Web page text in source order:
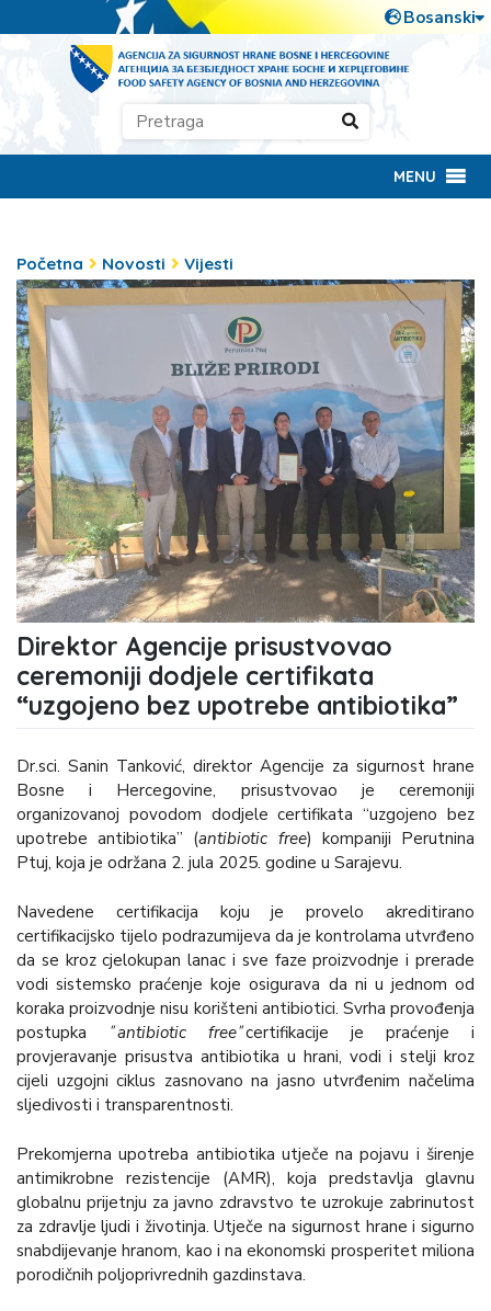
MENU
Početna Novosti Vijesti
Direktor Agencije prisustvovao
ceremoniji dodjele certifikata
“uzgojeno bez upotrebe antibiotika”
Dr.sci. Sanin Tanković, direktor Agencije za sigurnost hrane
Bosne i Hercegovine, prisustvovao je ceremoniji
organizovanoj povodom dodjele certifikata “uzgojeno bez
upotrebe antibiotika” (antibiotic free) kompaniji Perutnina
Ptuj, koja je održana 2. jula 2025. godine u Sarajevu.
Navedene certifikacija koju je provelo akreditirano
certifikacijsko tijelo podrazumijeva da je kontrolama utvrđeno
da se kroz cjelokupan lanac i sve faze proizvodnje i prerade
vodi sistemsko praćenje koje osigurava da ni u jednom od
koraka proizvodnje nisu korišteni antibiotici. Svrha provođenja
postupka ˝antibiotic free˝certifikacije je praćenje i
provjeravanje prisustva antibiotika u hrani, vodi i stelji kroz
cijeli uzgojni ciklus zasnovano na jasno utvrđenim načelima
sljedivosti i transparentnosti.
Prekomjerna upotreba antibiotika utječe na pojavu i širenje
antimikrobne rezistencije (AMR), koja predstavlja glavnu
globalnu prijetnju za javno zdravstvo te uzrokuje zabrinutost
za zdravlje ljudi i životinja. Utječe na sigurnost hrane i sigurno
snabdijevanje hranom, kao i na ekonomski prosperitet miliona
porodičnih poljoprivrednih gazdinstava.